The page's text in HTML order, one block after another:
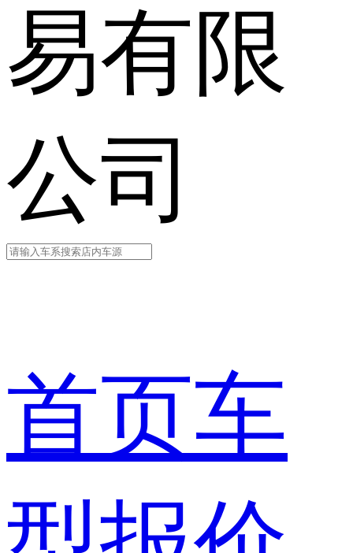
易有限
公司
首页车